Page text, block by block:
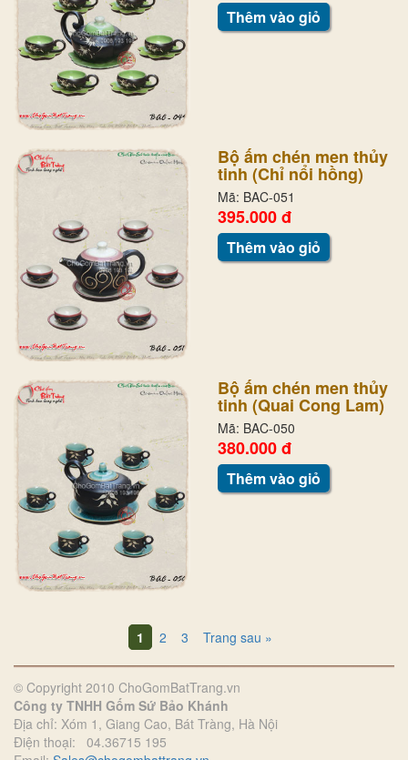
Thêm vào giỏ
Bộ ấm chén men thủy
tinh (Chỉ nổi hồng)
Mã: BAC-051
395.000 đ
Thêm vào giỏ
Bộ ấm chén men thủy
tinh (Quai Cong Lam)
Mã: BAC-050
380.000 đ
Thêm vào giỏ
1 2 3 Trang sau »
© Copyright 2010 ChoGomBatTrang.vn
Công ty TNHH Gốm Sứ Bảo Khánh
Địa chỉ: Xóm 1, Giang Cao, Bát Tràng, Hà Nội
Điện thoại: 04.36715 195